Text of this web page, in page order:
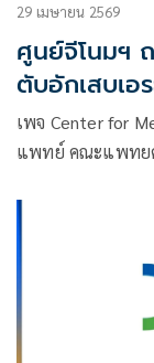
29 เมษายน 2569
ศูนย์จีโนมฯ
ตับอักเสบเอ
เพจ Center for
แพทย์ คณะแพทย